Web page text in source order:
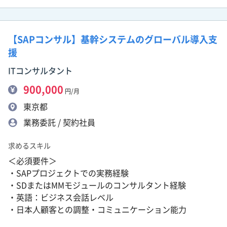
【SAPコンサル】基幹システムのグローバル導入支
援
ITコンサルタント
900,000 円/月
東京都
業務委託 / 契約社員
求めるスキル
＜必須要件＞
・SAPプロジェクトでの実務経験
・SDまたはMMモジュールのコンサルタント経験
・英語：ビジネス会話レベル
・日本人顧客との調整・コミュニケーション能力